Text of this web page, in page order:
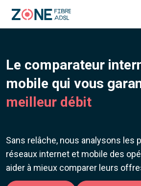
Le comparateur
mobile qui vous
meilleur débit
Sans relâche, nous analysons les
réseaux internet et mobile des
aider à mieux comparer leurs